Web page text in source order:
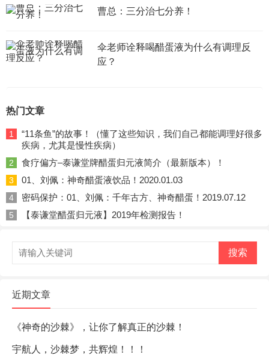
曹总：三分治七分养！
伞老师诠释喝醋蛋液为什么有调理反
应？
热门文章
1
“11条鱼”的故事！（懂了这些知识，我们自己都能调理好很多
疾病，尤其是慢性疾病）
2 食疗偏方–泰谦堂牌醋蛋归元液简介（最新版本）！
3 01、刘佩：神奇醋蛋液饮品！2020.01.03
4 密码保护：01、刘佩：千年古方、神奇醋蛋！2019.07.12
5 【泰谦堂醋蛋归元液】2019年检测报告！
搜索
近期文章
《神奇的沙棘》，让你了解真正的沙棘！
宇航人，沙棘梦，共辉煌！！！